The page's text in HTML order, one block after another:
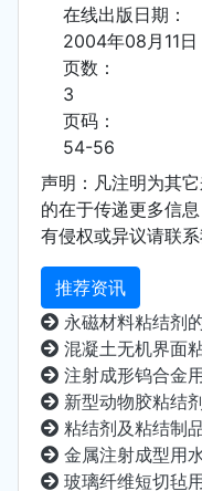
在线出版日期：
2004年08月11日
页数：
3
页码：
54-56
声明：凡注明为其
的在于传递更多信
有侵权或异议请联系
推荐资讯
永磁材料粘结剂
混凝土无机界面
注射成形钨合金
新型动物胶粘结
粘结剂及粘结制
金属注射成型用
玻璃纤维短切毡